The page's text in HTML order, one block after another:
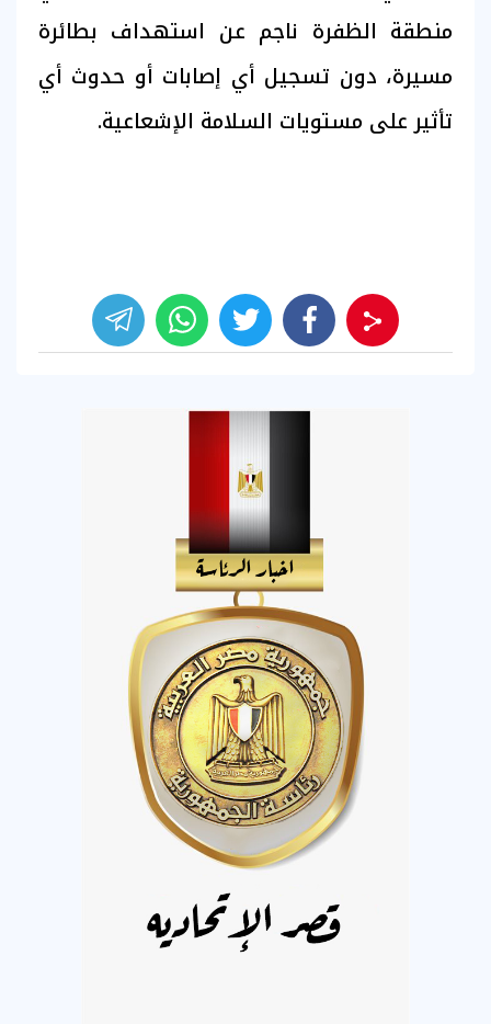
منطقة الظفرة ناجم عن استهداف بطائرة
مسيرة، دون تسجيل أي إصابات أو حدوث أي
تأثير على مستويات السلامة الإشعاعية.